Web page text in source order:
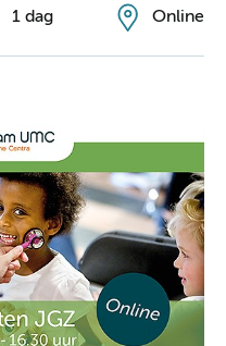
1 dag Online